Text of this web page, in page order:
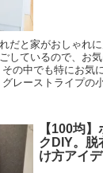
だと家がおしゃれ
しているので、お
の中でも特にお気
レーストライプの
【100均
クDIY。脱
け方アイデ